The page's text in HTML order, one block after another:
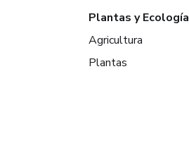
Plantas y Ecología
Agricultura
Plantas